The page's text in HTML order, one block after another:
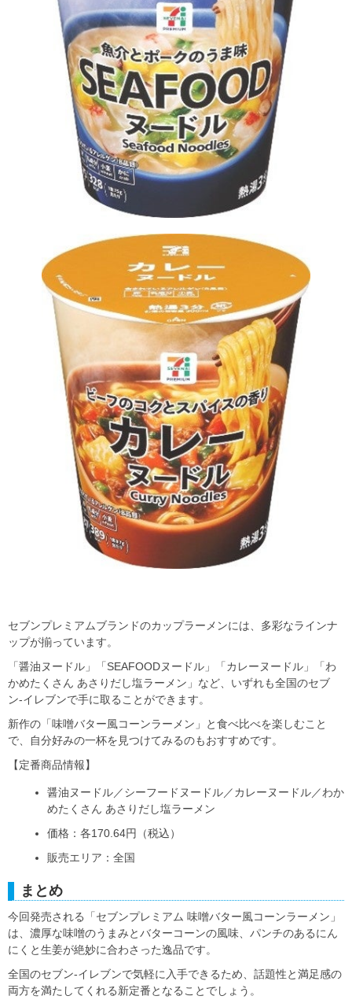
セブンプレミアムブランドのカップラーメンには、多彩なラインナ
ップが揃っています。
「醤油ヌードル」「SEAFOODヌードル」「カレーヌードル」「わ
かめたくさん あさりだし塩ラーメン」など、いずれも全国のセブ
ン‐イレブンで手に取ることができます。
新作の「味噌バター風コーンラーメン」と食べ比べを楽しむこと
で、自分好みの一杯を見つけてみるのもおすすめです。
【定番商品情報】
醤油ヌードル／シーフードヌードル／カレーヌードル／わか
めたくさん あさりだし塩ラーメン
価格：各170.64円（税込）
販売エリア：全国
まとめ
今回発売される「セブンプレミアム 味噌バター風コーンラーメン」
は、濃厚な味噌のうまみとバターコーンの風味、パンチのあるにん
にくと生姜が絶妙に合わさった逸品です。
全国のセブン‐イレブンで気軽に入手できるため、話題性と満足感の
両方を満たしてくれる新定番となることでしょう。